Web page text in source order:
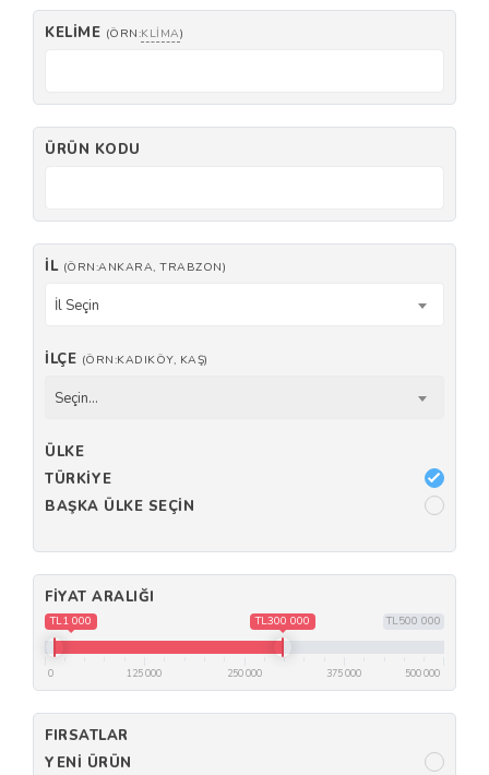
KELIME (ÖRN:KLIMA)
ÜRÜN KODU
İL (ÖRN:ANKARA, TRABZON)
İl Seçin
İLÇE (ÖRN:KADIKÖY, KAŞ)
Seçin...
ÜLKE
TÜRKIYE
BAŞKA ÜLKE SEÇIN
FIYAT ARALIĞI
TL500 000
TL1 000 TL300 000
0 125 000 250 000 375 000 500 000
FIRSATLAR
YENI ÜRÜN